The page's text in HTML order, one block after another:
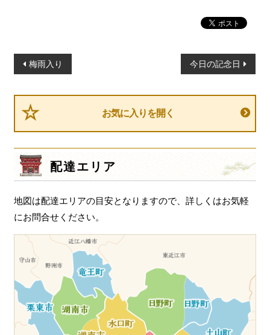
投
稿
ナ
ビ
ゲ
ー
シ
ョ
ン
梅雨入り 今日の記念日
お気に入りを開く
配達エリア
地図は配達エリアの目安となりますので、詳しくはお気軽
にお問合せください。